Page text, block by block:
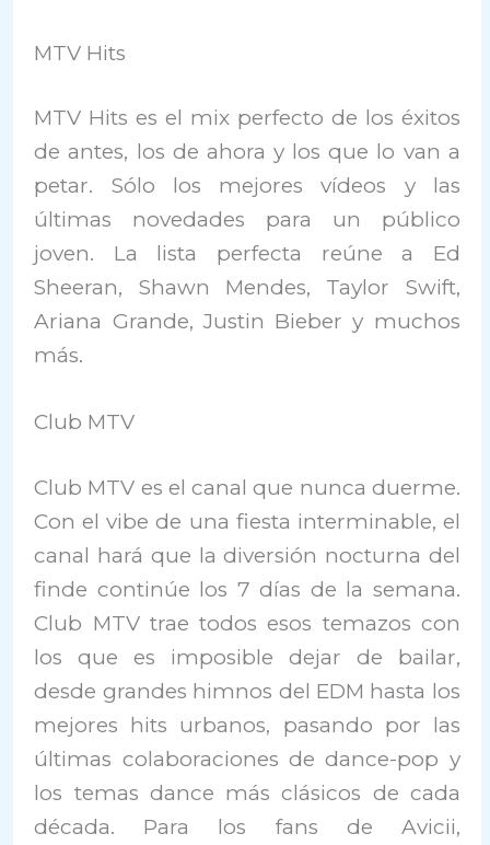
MTV Hits
MTV Hits es el mix perfecto de los éxitos
de antes, los de ahora y los que lo van a
petar. Sólo los mejores vídeos y las
últimas novedades para un público
joven. La lista perfecta reúne a Ed
Sheeran, Shawn Mendes, Taylor Swift,
Ariana Grande, Justin Bieber y muchos
más.
Club MTV
Club MTV es el canal que nunca duerme.
Con el vibe de una fiesta interminable, el
canal hará que la diversión nocturna del
finde continúe los 7 días de la semana.
Club MTV trae todos esos temazos con
los que es imposible dejar de bailar,
desde grandes himnos del EDM hasta los
mejores hits urbanos, pasando por las
últimas colaboraciones de dance-pop y
los temas dance más clásicos de cada
década. Para los fans de Avicii,